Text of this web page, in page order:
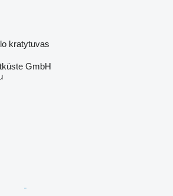
kratytuvas
GmbH